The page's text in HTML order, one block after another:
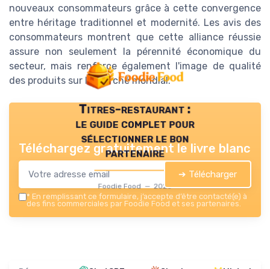
nouveaux consommateurs grâce à cette convergence
entre héritage traditionnel et modernité. Les avis des
consommateurs montrent que cette alliance réussie
assure non seulement la pérennité économique du
secteur, mais renforce également l'image de qualité
des produits sur le marché mondial.
Titres-restaurant :
le guide complet pour
sélectionner le bon
partenaire
Foodie Food — 2026
Téléchargez gratuitement le livre blanc
➔ Télécharger
* En remplissant ce formulaire, j’accepte d’être contacté(e) à
des fins commerciales par Foodie Food et ses partenaires.